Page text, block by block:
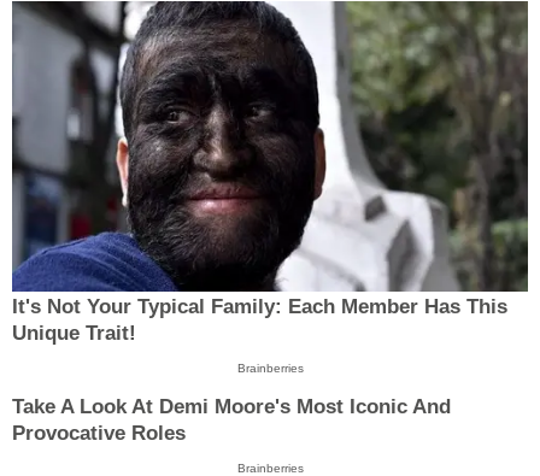
It's Not Your Typical Family: Each Member Has This
Unique Trait!
Brainberries
Take A Look At Demi Moore's Most Iconic And
Provocative Roles
Brainberries